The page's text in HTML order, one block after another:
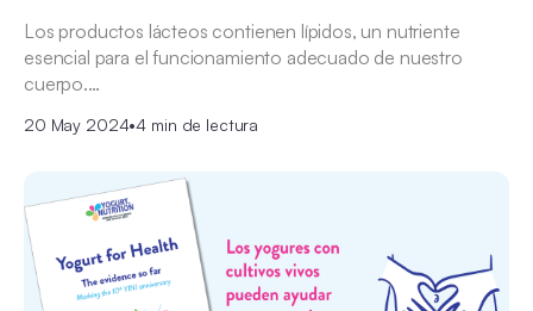
Los productos lácteos contienen lípidos, un nutriente
esencial para el funcionamiento adecuado de nuestro
cuerpo.…
20 May 2024•4 min de lectura